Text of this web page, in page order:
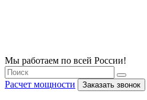
Мы работаем по всей России!
Расчет мощности Заказать звонок